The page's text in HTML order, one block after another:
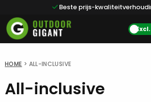
Beste prijs-
HOME > ALL-INCLUSIVE
All-inclusive